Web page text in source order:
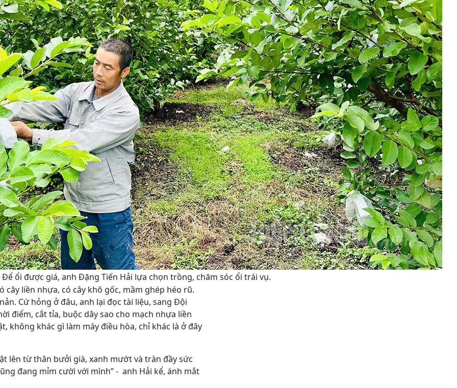
Để ổi được giá, anh Đặng Tiến Hải lựa chọn trồng, chăm sóc ổi trái vụ.
liền nhựa, có cây khô gốc, mầm ghép héo rũ.
Cứ hỏng ở đâu, anh lại đọc tài liệu, sang Đội
điểm, cắt tỉa, buộc dây sao cho mạch nhựa liền
không khác gì làm máy điều hòa, chỉ khác là ở đây
lên từ thân bưởi già, xanh mướt và tràn đầy sức
đang mỉm cười với mình” - anh Hải kể, ánh mắt